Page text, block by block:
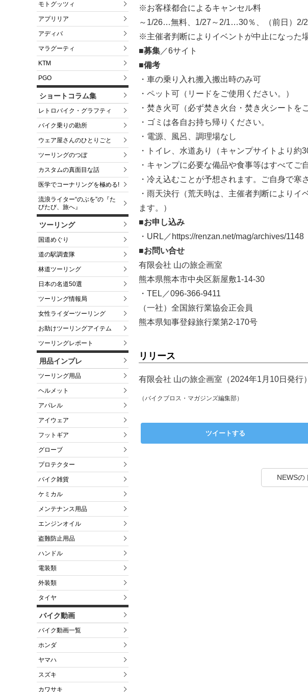
モトグッツィ
アプリリア
アディバ
マラグーティ
KTM
PGO
ショートコラム集
レトロバイク・グラフティ
バイク乗りの勘所
ウェア屋さんのひとりごと
ツーリングのつぼ
カスタムの真面目な話
医学でコーナリングを極める!
流浪ライター“のぶを”の『た
びたび、旅へ』
ツーリング
国道めぐり
道の駅調査隊
林道ツーリング
日本の名道50選
ツーリング情報局
女性ライダーツーリング
お助けツーリングアイテム
ツーリングレポート
用品インプレ
ツーリング用品
ヘルメット
アパレル
アイウェア
フットギア
グローブ
プロテクター
バイク雑貨
ケミカル
メンテナンス用品
エンジンオイル
盗難防止用品
ハンドル
電装類
外装類
タイヤ
バイク動画
バイク動画一覧
ホンダ
ヤマハ
スズキ
カワサキ
※お客様都合によるキャンセル料
～1/26…無料、1/27～2/1…30％、（前日）
※主催者判断によりイベントが中止になった
■募集 ／6サイト
■備考
・車の乗り入れ搬入搬出時のみ可
・ペット可（リードをご使用ください。）
・焚き火可（必ず焚き火台・焚き火シートを
・ゴミは各自お持ち帰りください。
・電源、風呂、調理場なし
・トイレ、水道あり（キャンプサイトより約
・キャンプに必要な備品や食事等はすべてご
・冷え込むことが予想されます。ご自身で寒
・雨天決行（荒天時は、主催者判断により
ます。）
■お申し込み
・URL／https://renzan.net/mag/archives/1148
■お問い合せ
有限会社 山の旅企画室
熊本県熊本市中央区新屋敷1-14-30
・TEL／096-366-9411
（一社）全国旅行業協会正会員
熊本県知事登録旅行業第2-170号
リリース
有限会社 山の旅企画室（2024年1月10日発行）
（バイクブロス・マガジンズ編集部）
ツイートする
NEWSの